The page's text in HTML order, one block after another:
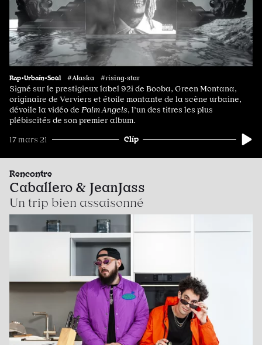
Rap•Urbain•Soul #Alaska #rising·star
Signé sur le prestigieux label 92i de Booba, Green Montana,
originaire de Verviers et étoile montante de la scène urbaine,
dévoile la vidéo de Palm Angels, l’un des titres les plus
plébiscités de son premier album.
17 mars 21 Clip
Rencontre
Caballero & JeanJass
Un trip bien assaisonné